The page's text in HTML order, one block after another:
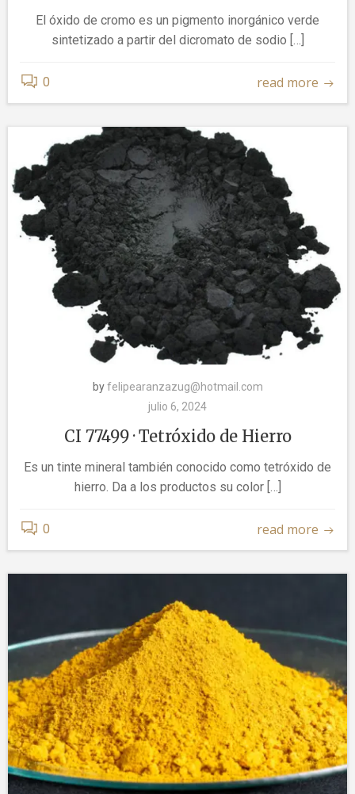
El óxido de cromo es un pigmento inorgánico verde
sintetizado a partir del dicromato de sodio […]
0 read more
byfelipearanzazug@hotmail.com
julio 6, 2024
CI 77499 · Tetróxido de Hierro
Es un tinte mineral también conocido como tetróxido de
hierro. Da a los productos su color […]
0 read more